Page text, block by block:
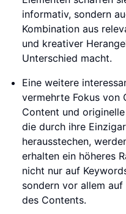
informativ, sondern
Kombination aus
und kreativer
Unterschied macht.
Eine weitere
vermehrte Fokus von
Content und
die durch ihre
herausstechen,
erhalten ein höheres
nicht nur auf
sondern vor allem
des Contents.